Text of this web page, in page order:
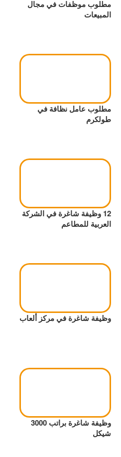
مطلوب موظفات في مجال
المبيعات
مطلوب عامل نظافة في
طولكرم
12 وظيفة شاغرة في الشركة
العربية للمطاعم
وظيفة شاغرة في مركز ألعاب
وظيفة شاغرة براتب 3000
شيكل